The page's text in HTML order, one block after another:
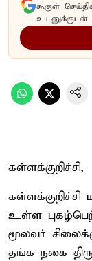
கூகுள்
உடனுக்குடன்
கள்ளக்குறிச்சி,
உள்ள
மூலவர்
தங்க நகை